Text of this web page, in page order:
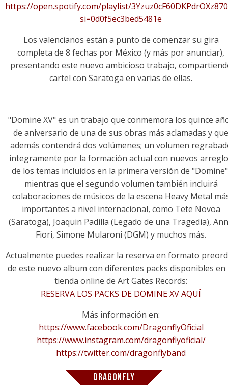
https://open.spotify.com/playlist/
si=0d0f5ec3bed5481e
Los valencianos están a punto de comenzar su gira
completa de 8 fechas por México (y más por anunciar),
presentando este nuevo ambicioso trabajo,
cartel con Saratoga en varias de ellas.
"Domine XV" es un trabajo que conmemora los quince
de aniversario de una de sus obras más aclamadas y que
además contendrá dos volúmenes; un volumen
íntegramente por la formación actual con nuevos
de los temas incluidos en la primera versión de
mientras que el segundo volumen también incluirá
colaboraciones de músicos de la escena Heavy Metal
importantes a nivel internacional, como Tete Novoa
(Saratoga), Joaquin Padilla (Legado de una Tragedia),
Fiori, Simone Mularoni (DGM) y muchos más.
Actualmente puedes realizar la reserva en formato
de este nuevo album con diferentes packs disponibles en
tienda online de Art Gates Records:
RESERVA LOS PACKS DE DOMINE XV AQUÍ
Más información en:
https://www.facebook.com/DragonflyOficial
https://www.instagram.com/dragonflyoficial/
https://twitter.com/dragonflyband
DRAGONFLY